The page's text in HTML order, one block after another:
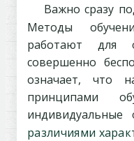
Важно сразу
Методы
работают для
совершенно
означает, что
принципами
индивидуальные
различиями